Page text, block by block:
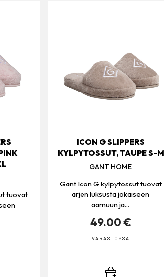
tuovat
ICON G SLIPPERS
KYLPYTOSSUT, TAUPE S-M
GANT HOME
Gant Icon G kylpytossut tuovat
arjen luksusta jokaiseen
aamuun ja...
49.00 €
VARASTOSSA